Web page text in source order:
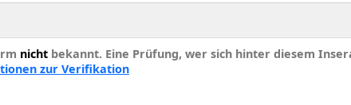
nichtbekannt. Eine Prüfung, wer sich hinter diesem
zur Verifikation